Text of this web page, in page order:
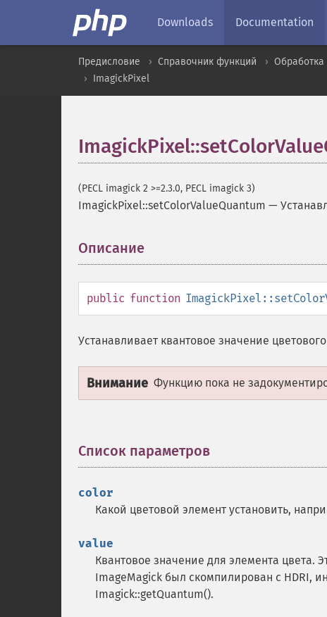
Downloads Documentation
Предисловие Справочник функций
ImagickPixel
(PECL imagick 2 >=2.3.0, PECL imagick 3)
ImagickPixel::setColorValueQuantum —
Описание
public function
Устанавливает квантовое значение
Внимание Функцию пока не
Список параметров
color
Какой цветовой элемент установить,
value
Квантовое значение для элемента цвета.
ImageMagick был скомпилирован с HDRI,
Imagick::getQuantum().